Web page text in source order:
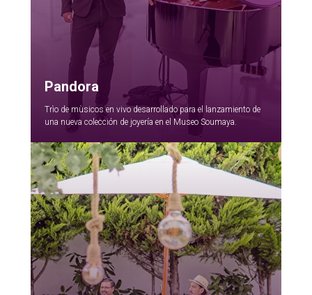
Pandora
Trìo de mùsicos en vivo desarrollado para el lanzamiento de
una nueva colección de joyería en el Museo Soumaya.